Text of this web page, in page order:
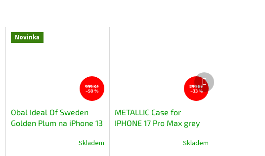
Novinka
999 Kč
–50 %
Obal Ideal Of Sweden
Golden Plum na iPhone 13
Skladem
299 Kč
–33 %
METALLIC Case for
IPHONE 17 Pro Max grey
Skladem
Další
produkt